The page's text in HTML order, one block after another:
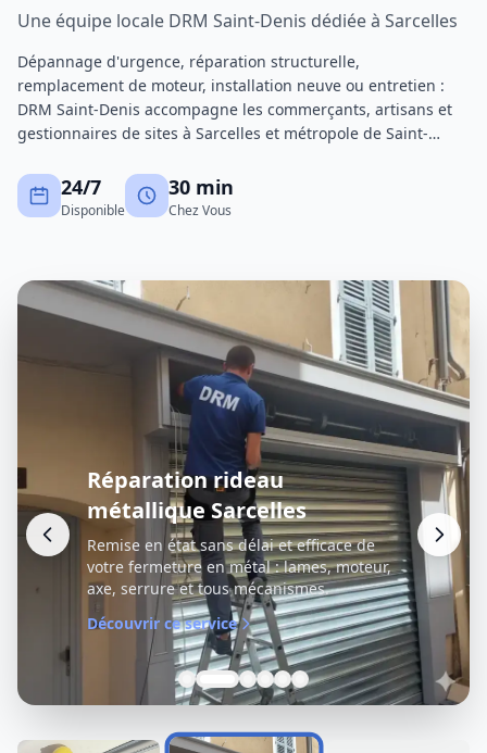
Une équipe locale DRM Saint-Denis dédiée à Sarcelles
Dépannage d'urgence, réparation structurelle,
remplacement de moteur, installation neuve ou entretien :
DRM Saint-Denis accompagne les commerçants, artisans et
gestionnaires de sites à Sarcelles et métropole de Saint-
de pièces important pour réduire au maximum les
immobilisations.
24/7
Disponible
30 min
Chez Vous
Réparation rideau
métallique Sarcelles
Remise en état sans délai et efficace de
votre fermeture en métal : lames, moteur,
axe, serrure et tous mécanismes.
Découvrir ce service